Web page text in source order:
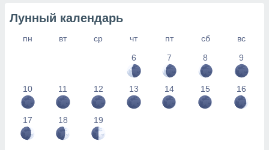
Лунный календарь
пн вт ср чт пт сб
вс
6
7 8 9
10 11 12 13 14 15 16
17 18 19